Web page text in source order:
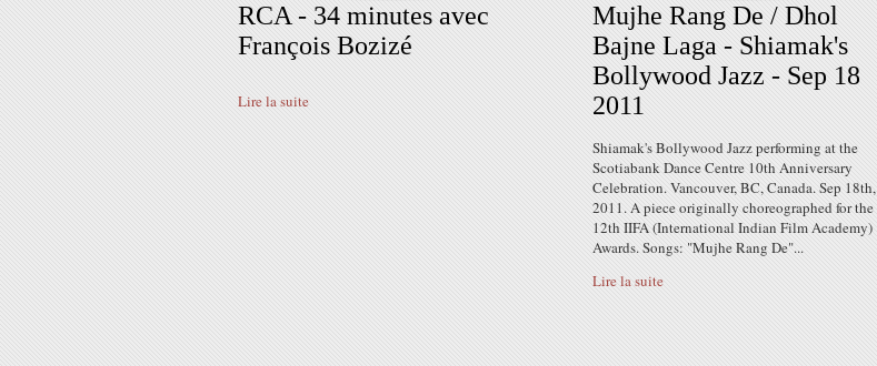
RCA - 34 minutes avec
François Bozizé
Lire la suite
Mujhe Rang De / Dhol
Bajne Laga - Shiamak's
Bollywood Jazz - Sep 18
2011
Shiamak's Bollywood Jazz performing at the
Scotiabank Dance Centre 10th Anniversary
Celebration. Vancouver, BC, Canada. Sep 18th,
2011. A piece originally choreographed for the
12th IIFA (International Indian Film Academy)
Awards. Songs: "Mujhe Rang De"...
Lire la suite